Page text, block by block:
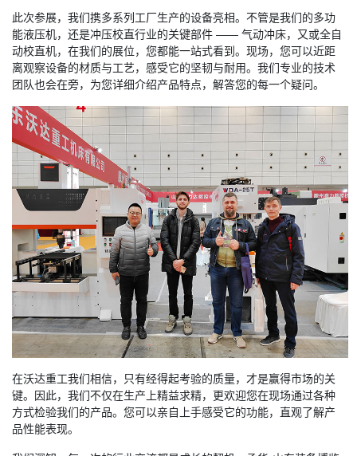
此次参展，我们携多系列工厂生产的设备亮相。不管是我们的多功
能液压机，还是冲压校直行业的关键部件 —— 气动冲床，又或全自
动校直机，在我们的展位，您都能一站式看到。现场，您可以近距
离观察设备的材质与工艺，感受它的坚韧与耐用。我们专业的技术
团队也会在旁，为您详细介绍产品特点，解答您的每一个疑问。
在沃达重工我们相信，只有经得起考验的质量，才是赢得市场的关
键。因此，我们不仅在生产上精益求精，更欢迎您在现场通过各种
方式检验我们的产品。您可以亲自上手感受它的功能，直观了解产
品性能表现。